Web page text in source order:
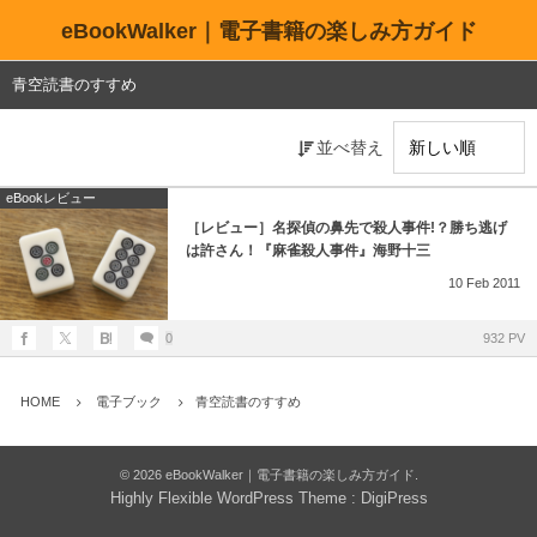
eBookWalker｜電子書籍の楽しみ方ガイド
青空読書のすすめ
並べ替え
eBookレビュー
［レビュー］名探偵の鼻先で殺人事件!？勝ち逃げ
は許さん！『麻雀殺人事件』海野十三
10 Feb 2011
0 932 PV
HOME 電子ブック 青空読書のすすめ
© 2026 eBookWalker｜電子書籍の楽しみ方ガイド
Highly Flexible WordPress Theme : DigiPress